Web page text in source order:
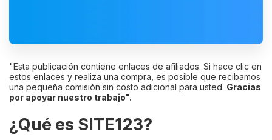
"Esta publicación contiene enlaces de afiliados. Si hace clic en
estos enlaces y realiza una compra, es posible que recibamos
una pequeña comisión sin costo adicional para usted. Gracias
por apoyar nuestro trabajo".
¿Qué es SITE123?